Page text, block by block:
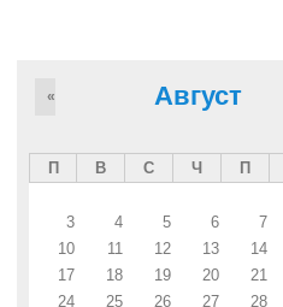
Август
«
П В С Ч П
3
4 5 6 7
10
11 12 13 14
17
18 19 20 21
24
25 26 27 28